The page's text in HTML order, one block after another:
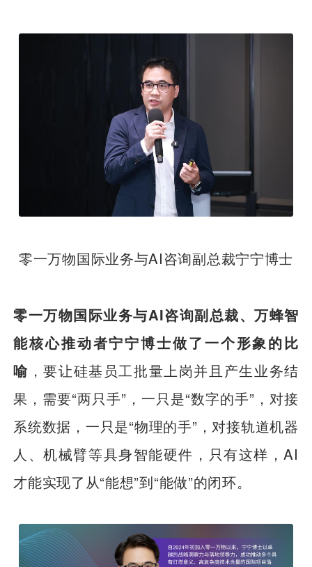
零一万物国际业务与AI咨询副总裁宁宁博士
零一万物国际业务与AI咨询副总裁、万蜂智
能核心推动者宁宁博士做了一个形象的比
喻 ，要让硅基员工批量上岗并且产生业务结
果，需要“两只手”，一只是“数字的手”，对接
系统数据，一只是“物理的手”，对接轨道机器
人、机械臂等具身智能硬件，只有这样，AI
才能实现了从“能想”到“能做”的闭环。